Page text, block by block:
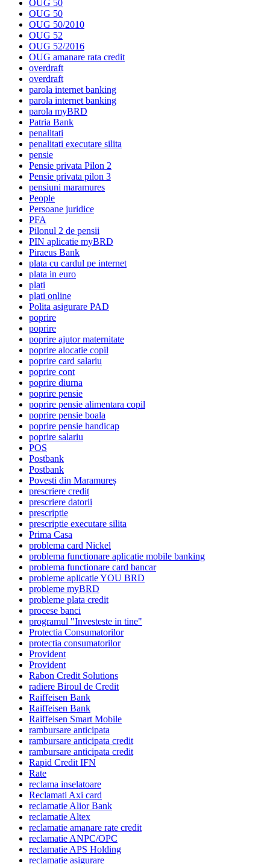
OUG 50
OUG 50
OUG 50/2010
OUG 52
OUG 52/2016
OUG amanare rata credit
overdraft
overdraft
parola internet banking
parola internet banking
parola myBRD
Patria Bank
penalitati
penalitati executare silita
pensie
Pensie privata Pilon 2
Pensie privata pilon 3
pensiuni maramures
People
Persoane juridice
PFA
Pilonul 2 de pensii
PIN aplicatie myBRD
Piraeus Bank
plata cu cardul pe internet
plata in euro
plati
plati online
Polita asigurare PAD
poprire
poprire
poprire ajutor maternitate
poprire alocatie copil
poprire card salariu
poprire cont
poprire diurna
poprire pensie
poprire pensie alimentara copil
poprire pensie boala
poprire pensie handicap
poprire salariu
POS
Postbank
Postbank
Povesti din Maramureș
prescriere credit
prescriere datorii
prescriptie
prescriptie executare silita
Prima Casa
problema card Nickel
problema functionare aplicatie mobile banking
problema functionare card bancar
probleme aplicatie YOU BRD
probleme myBRD
probleme plata credit
procese banci
programul "Investeste in tine"
Protectia Consumatorilor
protectia consumatorilor
Provident
Provident
Rabon Credit Solutions
radiere Biroul de Credit
Raiffeisen Bank
Raiffeisen Bank
Raiffeisen Smart Mobile
rambursare anticipata
rambursare anticipata credit
rambursare anticipata credit
Rapid Credit IFN
Rate
reclama inselatoare
Reclamati Axi card
reclamatie Alior Bank
reclamatie Altex
reclamatie amanare rate credit
reclamatie ANPC/OPC
reclamatie APS Holding
reclamatie asigurare